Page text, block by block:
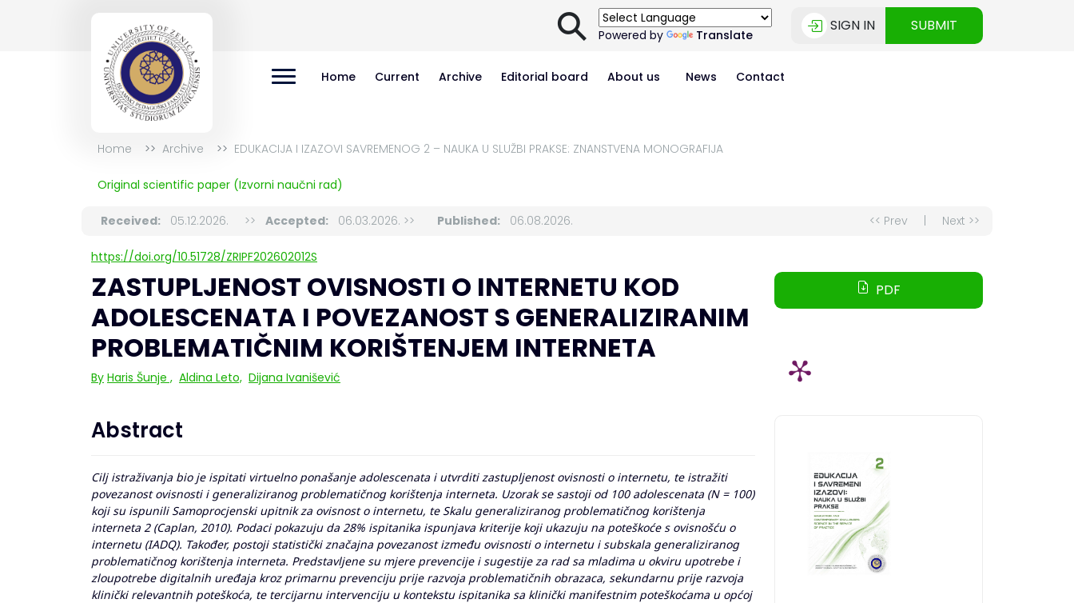
⚲Powered by Translate
SIGN IN SUBMIT
Home Current Archive Editorial board About us News Contact
Home Archive EDUKACIJA I IZAZOVI SAVREMENOG 2 – NAUKA U SLUŽBI PRAKSE: ZNANSTVENA MONOGRAFIJA
Original scientific paper (Izvorni naučni rad)
Received: 05.12.2026. >> Accepted: 06.03.2026. >> Published: 06.08.2026. << Prev Next >>
https://doi.org/10.51728/ZRIPF202602012S
ZASTUPLJENOST OVISNOSTI O INTERNETU KOD
ADOLESCENATA I POVEZANOST S GENERALIZIRANIM
PROBLEMATIČNIM KORIŠTENJEM INTERNETA
By Haris Šunje , Aldina Leto, Dijana Ivanišević
Abstract
Cilj istraživanja bio je ispitati virtuelno ponašanje adolescenata i utvrditi zastupljenost ovisnosti o internetu, te istražiti
povezanost ovisnosti i generaliziranog problematičnog korištenja interneta. Uzorak se sastoji od 100 adolescenata (N = 100)
koji su ispunili Samoprocjenski upitnik za ovisnost o internetu, te Skalu generaliziranog problematičnog korištenja
interneta 2 (Caplan, 2010). Podaci pokazuju da 28% ispitanika ispunjava kriterije koji ukazuju na poteškoće s ovisnošću o
internetu (IADQ). Također, postoji statistički značajna povezanost između ovisnosti o internetu i subskala generaliziranog
problematičnog korištenja interneta. Predstavljene su mjere prevencije i sugestije za rad sa mladima u okviru upotrebe i
zloupotrebe digitalnih uređaja kroz primarnu prevenciju prije razvoja problematičnih obrazaca, sekundarnu prije razvoja
klinički relevantnih poteškoća, te tercijarnu intervenciju u kontekstu ispitanika sa klinički manifestnim poteškoćama u općoj
PDF